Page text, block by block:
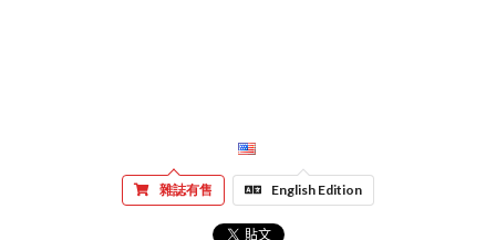
雜誌有售 English Edition